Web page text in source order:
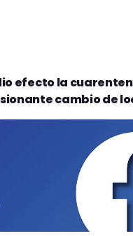
efecto la
cambio de